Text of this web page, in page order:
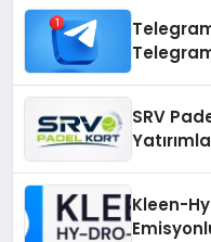
SRV
Kleen-